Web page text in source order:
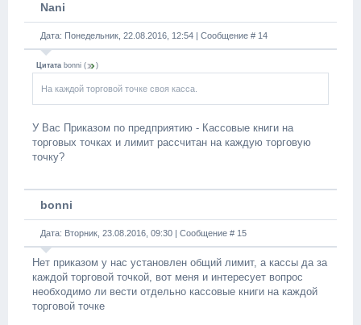
Nani
Дата: Понедельник, 22.08.2016, 12:54 | Сообщение # 14
Цитата bonni ( )
На каждой торговой точке своя касса.
У Вас Приказом по предприятию - Кассовые книги на
торговых точках и лимит рассчитан на каждую торговую
точку?
bonni
Дата: Вторник, 23.08.2016, 09:30 | Сообщение # 15
Нет приказом у нас установлен общий лимит, а кассы да за
каждой торговой точкой, вот меня и интересует вопрос
необходимо ли вести отдельно кассовые книги на каждой
торговой точке